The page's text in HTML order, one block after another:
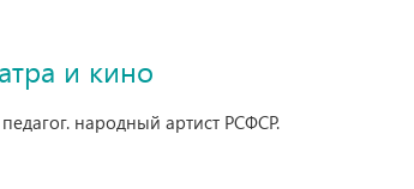
и кино
народный артист РСФСР.